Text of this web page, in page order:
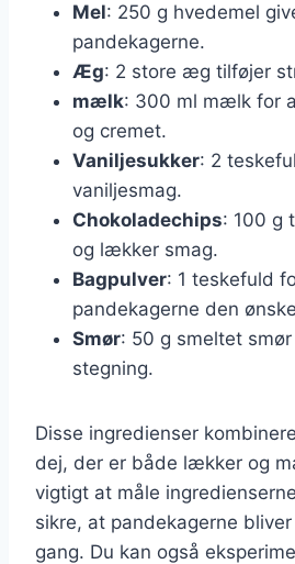
Mel: 250 g hvedemel
pandekagerne.
Æg: 2 store æg tilføjer
mælk: 300 ml mælk for
og cremet.
Vaniljesukker: 2
vaniljesmag.
Chokoladechips: 100 g
og lækker smag.
Bagpulver: 1 teskefuld
pandekagerne den
Smør: 50 g smeltet
stegning.
Disse ingredienser
dej, der er både lækker og
vigtigt at måle
sikre, at pandekagerne
gang. Du kan også